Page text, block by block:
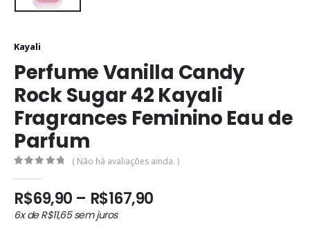
Kayali
Perfume Vanilla Candy
Rock Sugar 42 Kayali
Fragrances Feminino Eau de
Parfum
( Não há avaliações ainda. )
R$69,90 – R$167,90
6x deR$11,65sem juros